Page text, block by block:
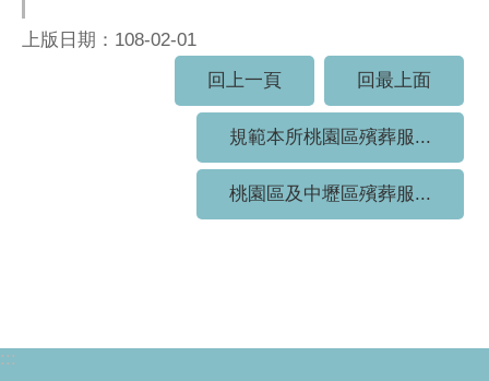
上版日期：108-02-01
回上一頁
回最上面
規範本所桃園區殯葬服...
桃園區及中壢區殯葬服...
:::